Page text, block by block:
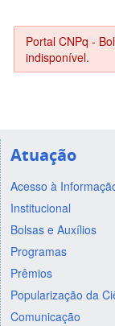
Portal CNPq -
indisponível.
Atuação
Acesso à
Institucional
Bolsas e Auxílios
Programas
Prêmios
Popularização da
Comunicação